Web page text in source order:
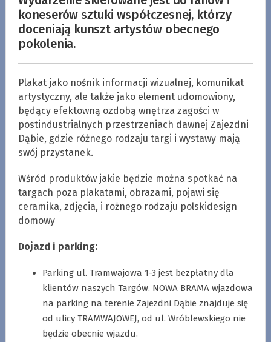
koneserów sztuki współczesnej, którzy
doceniają kunszt artystów obecnego
pokolenia.
Plakat jako nośnik informacji wizualnej, komunikat
artystyczny, ale także jako element udomowiony,
będący efektowną ozdobą wnętrza zagości w
postindustrialnych przestrzeniach dawnej Zajezdni
Dąbie, gdzie różnego rodzaju targi i wystawy mają
swój przystanek.
Wśród produktów jakie będzie można spotkać na
targach poza plakatami, obrazami, pojawi się
ceramika, zdjęcia, i rożnego rodzaju polskidesign
domowy
Dojazd i parking:
Parking ul. Tramwajowa 1-3 jest bezpłatny dla
klientów naszych Targów. NOWA BRAMA wjazdowa
na parking na terenie Zajezdni Dąbie znajduje się
od ulicy TRAMWAJOWEJ, od ul. Wróblewskiego nie
będzie obecnie wjazdu.